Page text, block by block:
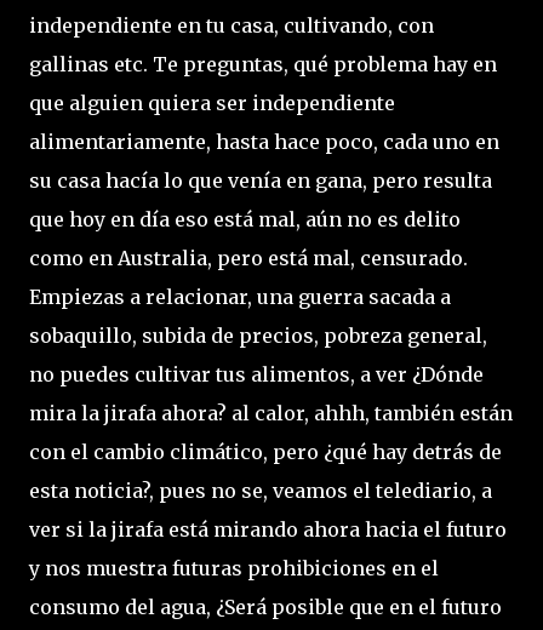
independiente en tu casa, cultivando, con
gallinas etc. Te preguntas, qué problema hay en
que alguien quiera ser independiente
alimentariamente, hasta hace poco, cada uno en
su casa hacía lo que venía en gana, pero resulta
que hoy en día eso está mal, aún no es delito
como en Australia, pero está mal, censurado.
Empiezas a relacionar, una guerra sacada a
sobaquillo, subida de precios, pobreza general,
no puedes cultivar tus alimentos, a ver ¿Dónde
mira la jirafa ahora? al calor, ahhh, también están
con el cambio climático, pero ¿qué hay detrás de
esta noticia?, pues no se, veamos el telediario, a
ver si la jirafa está mirando ahora hacia el futuro
y nos muestra futuras prohibiciones en el
consumo del agua, ¿Será posible que en el futuro